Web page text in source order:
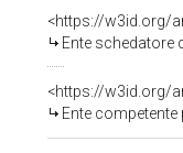
<https://w3id.org/
Ente schedatore
<https://w3id.org/
Ente competente